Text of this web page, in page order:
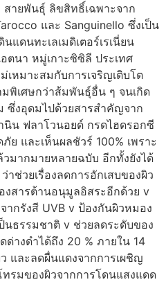
ายพันธุ์ ลิขสิทธิ์เฉพาะจาก
และ Sanguinello ซึ่งเป็น
แดนทะเลเมดิเตอร์เรเนี่ยน
ตนา หมู่เกาะซิซิลี ประเทศ
หมาะสมกับการเจริญเติบโต
พิเศษกว่าส้มพันธุ์อื่น ๆ จนเกิด
ซึ่งอุดมไปด้วยสารสำคัญจาก
น ฟลาโวนอยด์ กรดไฮดรอกซี
และเห็นผลชัวร์ 100% เพราะ
มากมายหลายฉบับ อีกทั้งยังได้
าช่วยเรื่องลดการอักเสบของผิว
งสารต้านอนุมูลอิสระอีกด้วย v
ากรังสี UVB v ป้องกันผิวหมอง
นธรรมชาติ v ช่วยลดระดับของ
ด่างดำได้ถึง 20 % ภายใน 14
และลดผื่นแดงจากการเผชิญ
รมของผิวจากการโดนแสงแดด